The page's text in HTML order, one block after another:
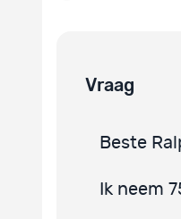
Vraag
Beste
Ik neem